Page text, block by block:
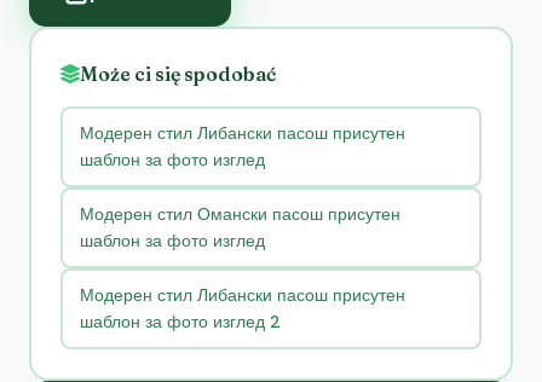
Może ci się spodobać
Модерен стил Либански пасош присутен
шаблон за фото изглед
Модерен стил Омански пасош присутен
шаблон за фото изглед
Модерен стил Либански пасош присутен
шаблон за фото изглед 2